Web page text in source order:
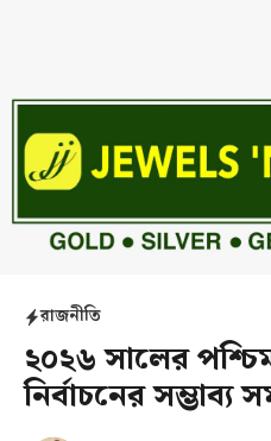
রাজনীতি
২০২৬ সালের
নির্বাচনের সম্ভাব্য